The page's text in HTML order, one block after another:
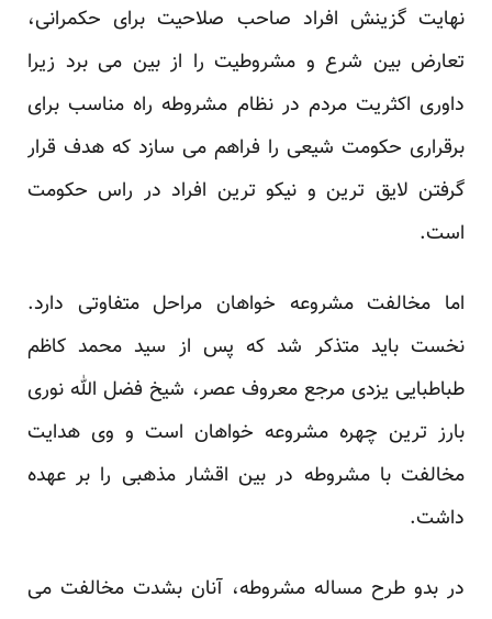
نهایت گزینش افراد صاحب صلاحیت برای حکمرانی،
تعارض بین شرع و مشروطیت را از بین می برد زیرا
داوری اکثریت مردم در نظام مشروطه راه مناسب برای
برقراری حکومت شیعی را فراهم می سازد که هدف قرار
گرفتن لایق ترین و نیکو ترین افراد در راس حکومت
است.
اما مخالفت مشروعه خواهان مراحل متفاوتی دارد.
نخست باید متذکر شد که پس از سید محمد کاظم
طباطبایی یزدی مرجع معروف عصر، شیخ فضل الله نوری
بارز ترین چهره مشروعه خواهان است و وی هدایت
مخالفت با مشروطه در بین اقشار مذهبی را بر عهده
داشت.
در بدو طرح مساله مشروطه، آنان بشدت مخالفت می